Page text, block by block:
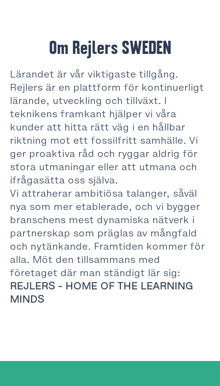
Om Rejlers SWEDEN
Lärandet är vår viktigaste tillgång.
Rejlers är en plattform för kontinuerligt
lärande, utveckling och tillväxt. I
teknikens framkant hjälper vi våra
kunder att hitta rätt väg i en hållbar
riktning mot ett fossilfritt samhälle. Vi
ger proaktiva råd och ryggar aldrig för
stora utmaningar eller att utmana och
ifrågasätta oss själva.
Vi attraherar ambitiösa talanger, såväl
nya som mer etablerade, och vi bygger
branschens mest dynamiska nätverk i
partnerskap som präglas av mångfald
och nytänkande. Framtiden kommer för
alla. Möt den tillsammans med
företaget där man ständigt lär sig:
REJLERS - HOME OF THE LEARNING
MINDS